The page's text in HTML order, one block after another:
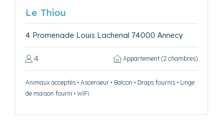
Le Thiou
4 Promenade Louis Lachenal 74000 Annecy
4 Appartement (2 chambres)
Animaux acceptés • Ascenseur • Balcon • Draps fournis • Linge
de maison fourni • WiFi